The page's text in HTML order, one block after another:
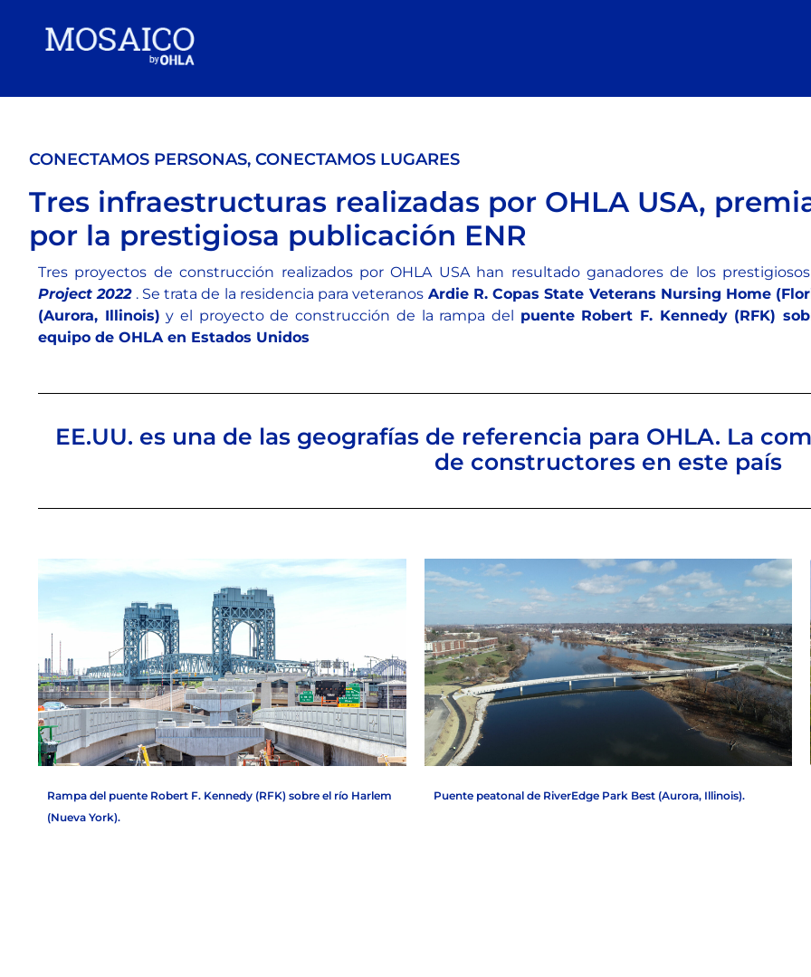
CONECTAMOS PERSONAS, CONECTAMOS LUGARES
Tres infraestructuras realizadas por OHLA USA,
por la prestigiosa publicación ENR
Tres proyectos de construcción realizados por OHLA USA han resultado ganadores de los
Project 2022. Se trata de la residencia para veteranos Ardie R. Copas State Veterans Nursing Home
(Aurora, Illinois) y el proyecto de construcción de la rampa del puente Robert F. Kennedy (RFK)
equipo de OHLA en Estados Unidos
EE.UU. es una de las geografías de referencia para OHLA. La
de constructores en este país
Rampa del puente Robert F. Kennedy (RFK) sobre el río Harlem
(Nueva York).
Puente peatonal de RiverEdge Park Best (Aurora, Illinois).